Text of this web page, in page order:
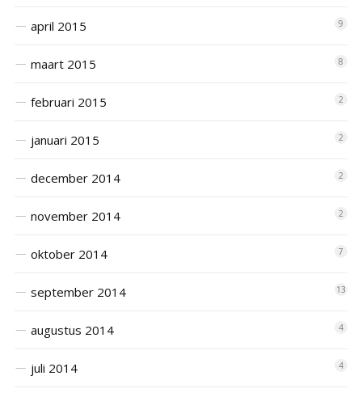
april 2015 9
maart 2015 8
februari 2015 2
januari 2015 2
december 2014 2
november 2014 2
oktober 2014 7
september 2014 13
augustus 2014 4
juli 2014 4